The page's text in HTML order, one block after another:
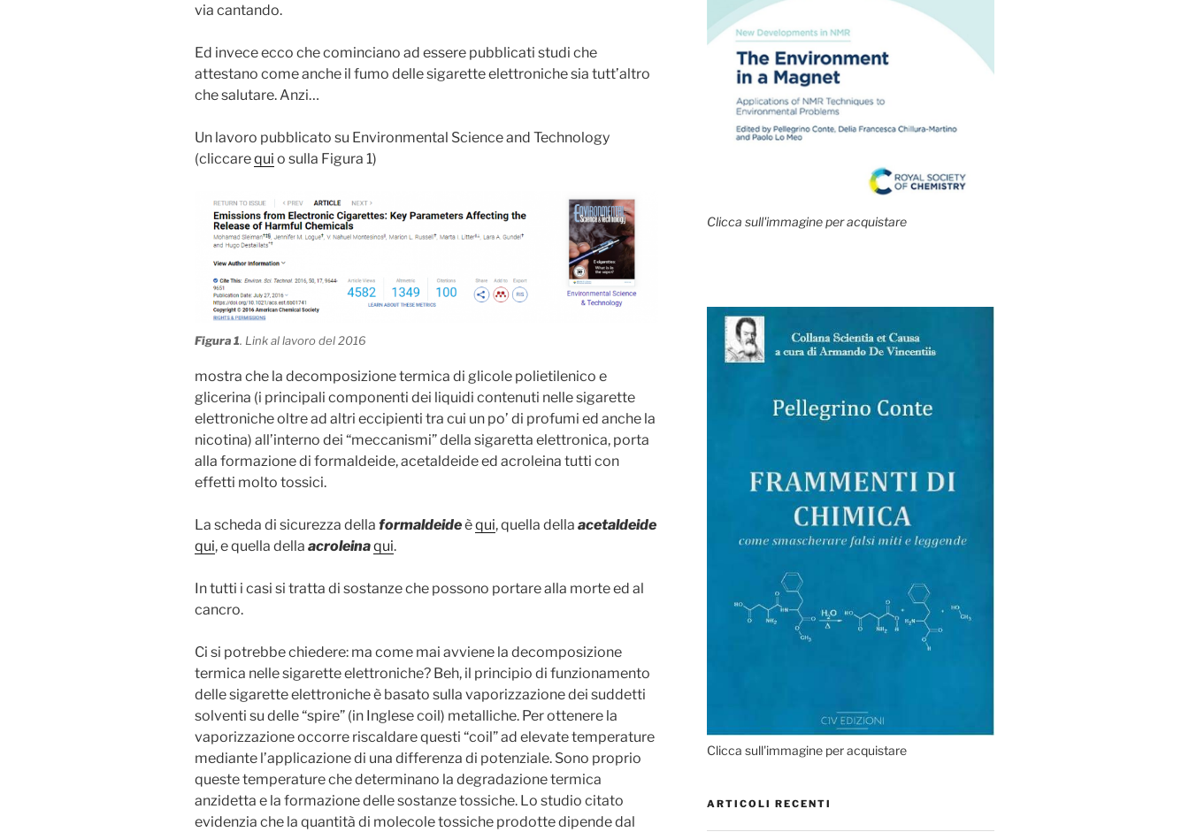
via cantando.
Ed invece ecco che cominciano ad essere pubblicati studi che
attestano come anche il fumo delle sigarette elettroniche sia tutt’altro
che salutare. Anzi…
Un lavoro pubblicato su Environmental Science and Technology
(cliccarequi o sulla Figura 1)
Figura 1. Link al lavoro del 2016
mostra che la decomposizione termica di glicole polietilenico e
glicerina (i principali componenti dei liquidi contenuti nelle sigarette
elettroniche oltre ad altri eccipienti tra cui un po’ di profumi ed anche la
nicotina) all’interno dei “meccanismi” della sigaretta elettronica, porta
alla formazione di formaldeide, acetaldeide ed acroleina tutti con
effetti molto tossici.
La scheda di sicurezza della formaldeideèqui, quella della acetaldeide
qui, e quella della acroleinaqui.
In tutti i casi si tratta di sostanze che possono portare alla morte ed al
cancro.
Ci si potrebbe chiedere: ma come mai avviene la decomposizione
termica nelle sigarette elettroniche? Beh, il principio di funzionamento
delle sigarette elettroniche è basato sulla vaporizzazione dei suddetti
solventi su delle “spire” (in Inglese coil) metalliche. Per ottenere la
vaporizzazione occorre riscaldare questi “coil” ad elevate temperature
mediante l’applicazione di una differenza di potenziale. Sono proprio
queste temperature che determinano la degradazione termica
anzidetta e la formazione delle sostanze tossiche. Lo studio citato
evidenzia che la quantità di molecole tossiche prodotte dipende dal
Clicca sull'immagine per acquistare
Clicca sull'immagine per acquistare
ARTICOLI RECENTI